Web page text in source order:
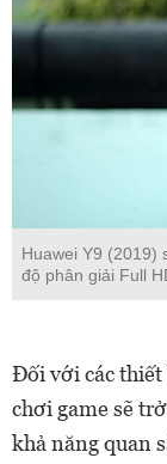
Huawei Y9 (2019)
độ phân giải Full
Đối với các
chơi game sẽ
khả năng quan